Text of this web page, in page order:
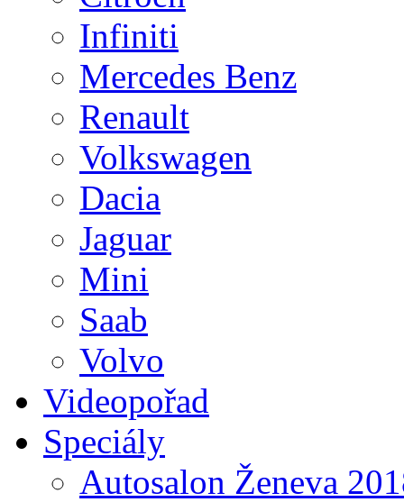
Infiniti
Mercedes Benz
Renault
Volkswagen
Dacia
Jaguar
Mini
Saab
Volvo
Videopořad
Speciály
Autosalon Ženeva